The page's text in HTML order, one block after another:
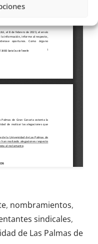
, nombramientos,
sindicales,
de Las Palmas de